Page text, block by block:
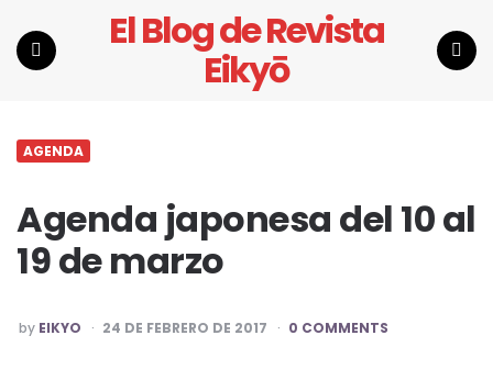
El Blog de Revista
Eikyō
AGENDA
Agenda japonesa del 10 al
19 de marzo
POSTED
BY
by EIKYO 24 DE FEBRERO DE 2017 0 COMMENTS